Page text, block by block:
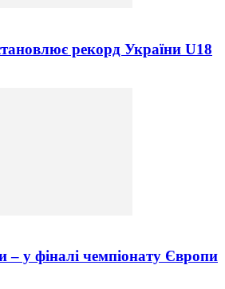
рекорд України U18
– у фіналі чемпіонату Європи